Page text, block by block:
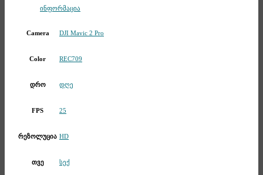
Telegramინფორმაცია
Camera DJI Mavic 2 Pro
Color REC709
დრო დღე
FPS 25
რეზოლუცია HD
თვე სექ